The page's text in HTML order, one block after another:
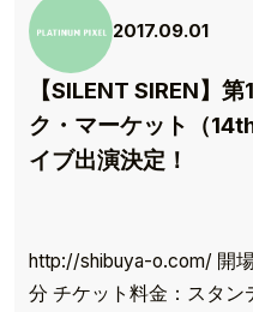
2017.09.01
【SILENT SIREN】
ク・マーケット（
イブ出演決定！
http://shibuya-o.com/ 開
分 チケット料金：スタ